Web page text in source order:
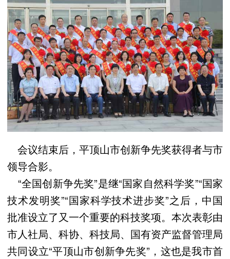
会议结束后，平顶山市创新争先奖获得者与市
领导合影。
“全国创新争先奖”是继“国家自然科学奖”“国家
技术发明奖”“国家科学技术进步奖”之后，中国
批准设立了又一个重要的科技奖项。本次表彰由
市人社局、科协、科技局、国有资产监督管理局
共同设立“平顶山市创新争先奖”，这也是我市首